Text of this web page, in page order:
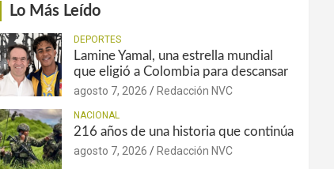
Lo Más Leído
DEPORTES
Lamine Yamal, una estrella mundial
que eligió a Colombia para descansar
agosto 7, 2026 Redacción NVC
NACIONAL
216 años de una historia que continúa
agosto 7, 2026 Redacción NVC